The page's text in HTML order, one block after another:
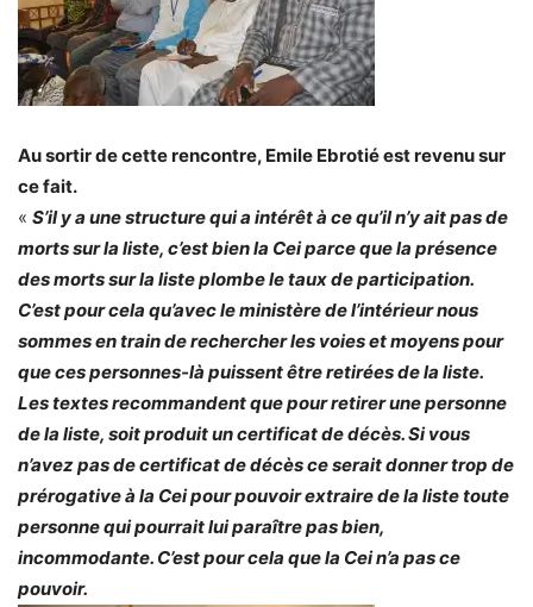
Au sortir de cette rencontre, Emile Ebrotié est revenu sur
ce fait.
« S’il y a une structure qui a intérêt à ce qu’il n’y ait pas de
morts sur la liste, c’est bien la Cei parce que la présence
des morts sur la liste plombe le taux de participation.
C’est pour cela qu’avec le ministère de l’intérieur nous
sommes en train de rechercher les voies et moyens pour
que ces personnes-là puissent être retirées de la liste.
Les textes recommandent que pour retirer une personne
de la liste, soit produit un certificat de décès. Si vous
n’avez pas de certificat de décès ce serait donner trop de
prérogative à la Cei pour pouvoir extraire de la liste toute
personne qui pourrait lui paraître pas bien,
incommodante. C’est pour cela que la Cei n’a pas ce
pouvoir.